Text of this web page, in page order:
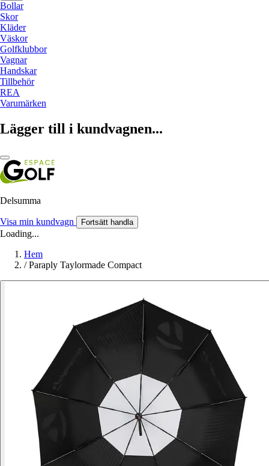
Bollar
Skor
Kläder
Väskor
Golfklubbor
Vagnar
Handskar
Tillbehör
REA
Varumärken
Lägger till i kundvagnen...
Delsumma
Visa min kundvagn Fortsätt handla
Loading...
Hem
/ Paraply Taylormade Compact